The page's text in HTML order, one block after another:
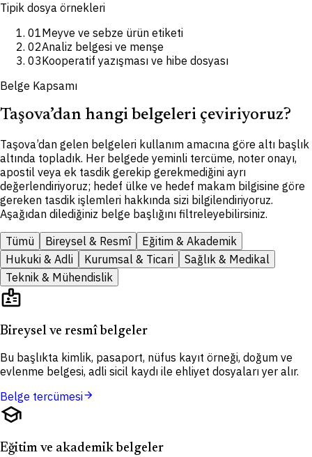
Tipik dosya örnekleri
01Meyve ve sebze ürün etiketi
02Analiz belgesi ve menşe
03Kooperatif yazışması ve hibe dosyası
Belge Kapsamı
Taşova’dan hangi belgeleri çeviriyoruz?
Taşova’dan gelen belgeleri kullanım amacına göre altı başlık
altında topladık. Her belgede yeminli tercüme, noter onayı,
apostil veya ek tasdik gerekip gerekmediğini ayrı
değerlendiriyoruz; hedef ülke ve hedef makam bilgisine göre
gereken tasdik işlemleri hakkında sizi bilgilendiriyoruz.
Aşağıdan dilediğiniz belge başlığını filtreleyebilirsiniz.
Tümü
Bireysel & Resmî
Eğitim & Akademik
Hukuki & Adli
Kurumsal & Ticari
Sağlık & Medikal
Teknik & Mühendislik
badge
Bireysel ve resmî belgeler
Bu başlıkta kimlik, pasaport, nüfus kayıt örneği, doğum ve
evlenme belgesi, adli sicil kaydı ile ehliyet dosyaları yer alır.
Belge tercümesiarrow_forward
school
Eğitim ve akademik belgeler